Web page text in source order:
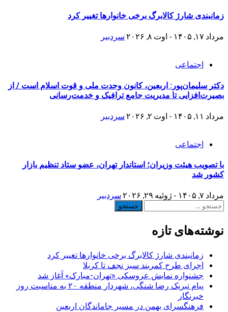
زمانبندی شارژ کالابرگ برخی خانوارها تغییر کرد
مرداد ۱۷, ۱۴۰۵ - اوت ۸, ۲۰۲۶ سردبیر
اجتماعی
دکتر سلیمان‌پور: اربعین، کانون وحدت ملی و قوت اسلام است / از
بصیرت‌افزایی تا مدیریت جامع ترافیک و خدمت‌رسانی
مرداد ۱۱, ۱۴۰۵ - اوت ۲, ۲۰۲۶ سردبیر
اجتماعی
با تصویب هیئت وزیران؛ استاندار تهران، عضو ستاد تنظیم بازار
کشور شد
مرداد ۷, ۱۴۰۵ - ژوئیه ۲۹, ۲۰۲۶
سردبیر
جستجو
نوشته‌های تازه
زمانبندی شارژ کالابرگ برخی خانوارها تغییر کرد
اجرای طرح کمربند سبز نجف تا کربلا
جشنواره نمایش عروسکی «تهران-مبارک» آغاز شد
پیام تبریک رضا شنگی، شهردار منطقه ۲۰ به مناسبت روز
خبرنگار
فرهنگسرای بهمن در مسیر جاماندگان اربعین